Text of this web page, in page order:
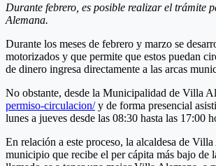
Durante febrero, es posible realizar el trámite
Alemana.
Durante los meses de febrero y marzo se
motorizados y que permite que estos puedan
de dinero ingresa directamente a las arcas
No obstante, desde la Municipalidad de Villa
permiso-circulacion/y de forma presencial
lunes a jueves desde las 08:30 hasta las 17:00
En relación a este proceso, la alcaldesa de
municipio que recibe el per cápita más bajo de